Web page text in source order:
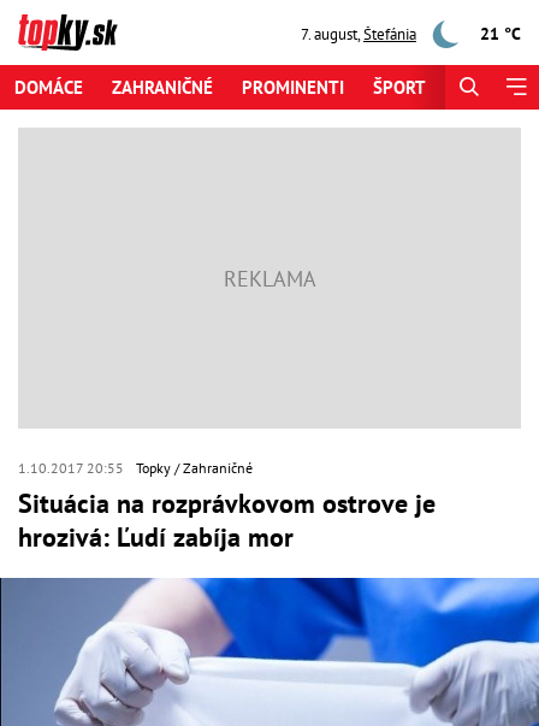
7. august,Štefánia 21 °C
DOMÁCE ZAHRANIČNÉ PROMINENTI ŠPORT
1.10.2017 20:55 Topky Zahraničné
Situácia na rozprávkovom ostrove je
hrozivá: Ľudí zabíja mor